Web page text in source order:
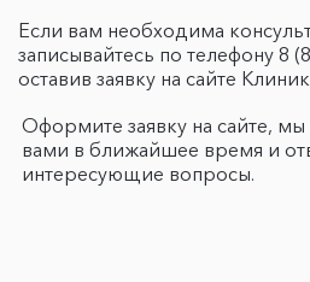
Если вам необходима
записывайтесь по телефону 8
оставив заявку на сайте
Оформите заявку на сайте, мы
вами в ближайшее время и
интересующие вопросы.